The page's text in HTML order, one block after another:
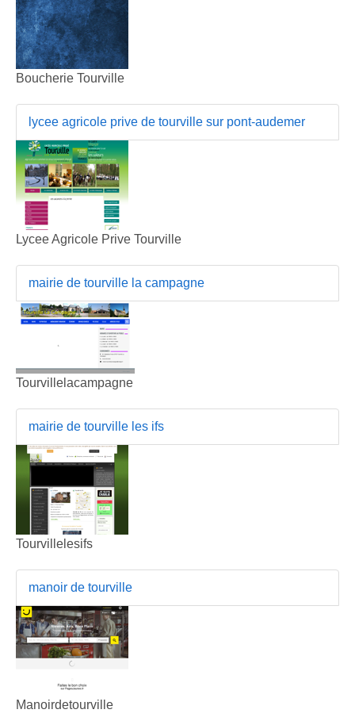
Boucherie Tourville
lycee agricole prive de tourville sur pont-audemer
Lycee Agricole Prive Tourville
mairie de tourville la campagne
Tourvillelacampagne
mairie de tourville les ifs
Tourvillelesifs
manoir de tourville
Manoirdetourville